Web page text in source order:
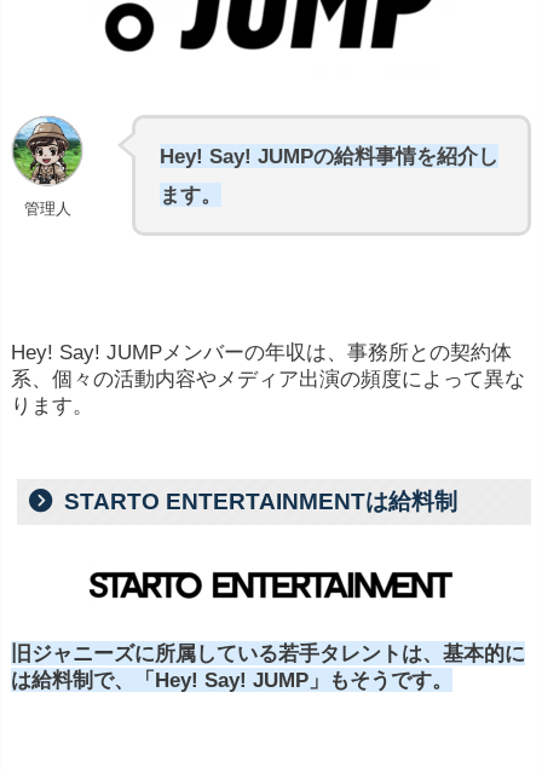
管理人
Hey! Say! JUMPの給料事情を紹介し
ます。
Hey! Say! JUMPメンバーの年収は、事務所との契約体
系、個々の活動内容やメディア出演の頻度によって異な
ります。
STARTO ENTERTAINMENTは給料制
旧ジャニーズに所属している若手タレントは、基本的に
は給料制で、「Hey! Say! JUMP」もそうです。